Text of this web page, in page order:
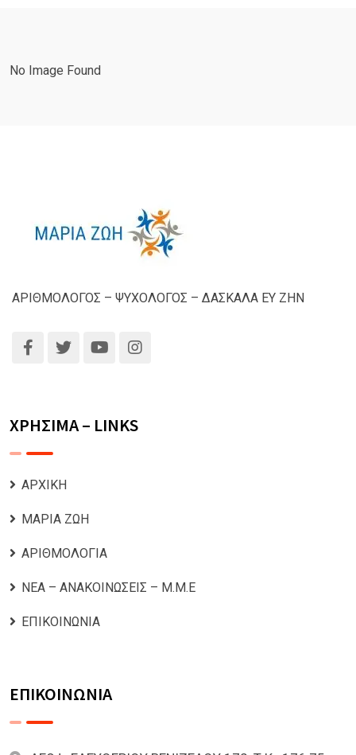
No Image Found
ΑΡΙΘΜΟΛΟΓΟΣ – ΨΥΧΟΛΟΓΟΣ – ΔΑΣΚΑΛΑ ΕΥ ΖΗΝ
ΧΡΗΣΙΜΑ – LINKS
ΑΡΧΙΚΗ
ΜΑΡΙΑ ΖΩΗ
ΑΡΙΘΜΟΛΟΓΙΑ
ΝΕΑ – ΑΝΑΚΟΙΝΩΣΕΙΣ – Μ.Μ.Ε
ΕΠΙΚΟΙΝΩΝΙΑ
ΕΠΙΚΟΙΝΩΝΙΑ